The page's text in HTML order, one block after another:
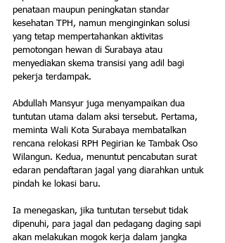
penataan maupun peningkatan standar
kesehatan TPH, namun menginginkan solusi
yang tetap mempertahankan aktivitas
pemotongan hewan di Surabaya atau
menyediakan skema transisi yang adil bagi
pekerja terdampak.
Abdullah Mansyur juga menyampaikan dua
tuntutan utama dalam aksi tersebut. Pertama,
meminta Wali Kota Surabaya membatalkan
rencana relokasi RPH Pegirian ke Tambak Oso
Wilangun. Kedua, menuntut pencabutan surat
edaran pendaftaran jagal yang diarahkan untuk
pindah ke lokasi baru.
Ia menegaskan, jika tuntutan tersebut tidak
dipenuhi, para jagal dan pedagang daging sapi
akan melakukan mogok kerja dalam jangka